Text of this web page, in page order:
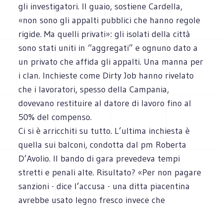
gli investigatori. Il guaio, sostiene Cardella,
«non sono gli appalti pubblici che hanno regole
rigide. Ma quelli privati»: gli isolati della città
sono stati uniti in “aggregati” e ognuno dato a
un privato che affida gli appalti. Una manna per
i clan. Inchieste come Dirty Job hanno rivelato
che i lavoratori, spesso della Campania,
dovevano restituire al datore di lavoro fino al
50% del compenso.
Ci si è arricchiti su tutto. L’ultima inchiesta è
quella sui balconi, condotta dal pm Roberta
D’Avolio. Il bando di gara prevedeva tempi
stretti e penali alte. Risultato? «Per non pagare
sanzioni - dice l’accusa - una ditta piacentina
avrebbe usato legno fresco invece che